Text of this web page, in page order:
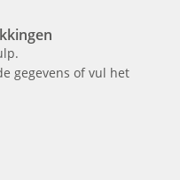
gegevens of vul het